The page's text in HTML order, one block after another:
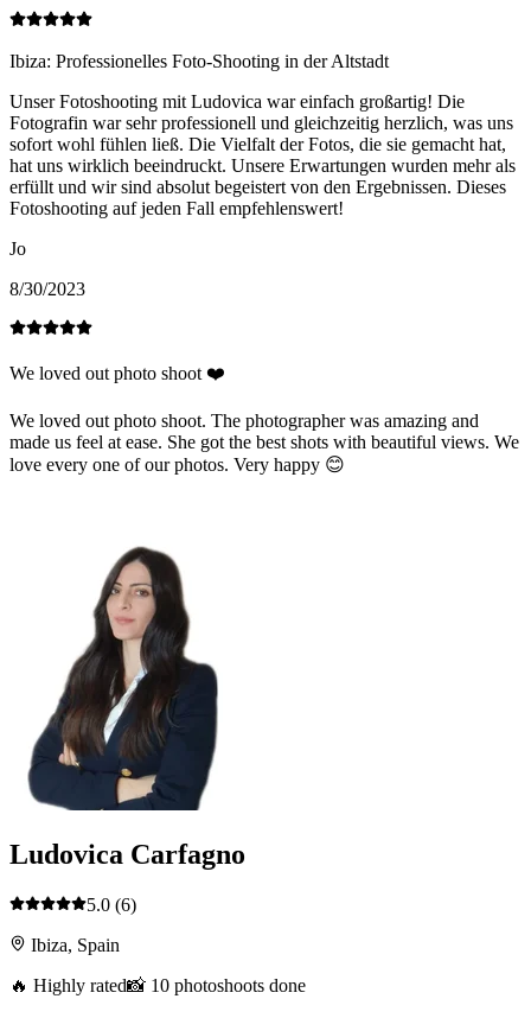
Ibiza: Professionelles Foto-Shooting in der Altstadt
Unser Fotoshooting mit Ludovica war einfach großartig! Die
Fotografin war sehr professionell und gleichzeitig herzlich, was uns
sofort wohl fühlen ließ. Die Vielfalt der Fotos, die sie gemacht hat,
hat uns wirklich beeindruckt. Unsere Erwartungen wurden mehr als
erfüllt und wir sind absolut begeistert von den Ergebnissen. Dieses
Fotoshooting auf jeden Fall empfehlenswert!
Jo
8/30/2023
We loved out photo shoot ❤️
We loved out photo shoot. The photographer was amazing and
made us feel at ease. She got the best shots with beautiful views. We
love every one of our photos. Very happy 😊
Ludovica Carfagno
5.0 (6)
Ibiza, Spain
🔥 Highly rated📸 10 photoshoots done